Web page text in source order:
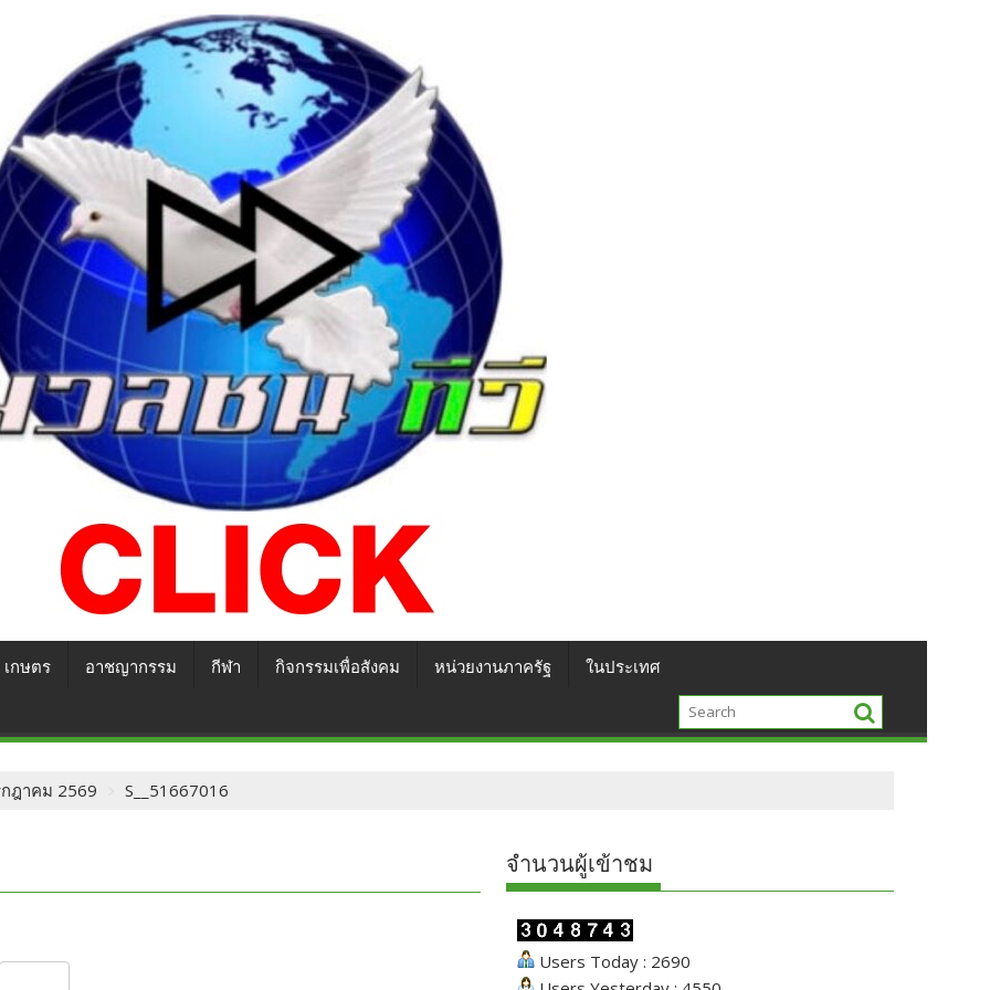
เกษตร อาชญากรรม กีฬา กิจกรรมเพื่อสังคม หน่วยงานภาครัฐ ในประเทศ
กฎาคม 2569 S__51667016
จำนวนผู้เข้าชม
Users Today : 2690